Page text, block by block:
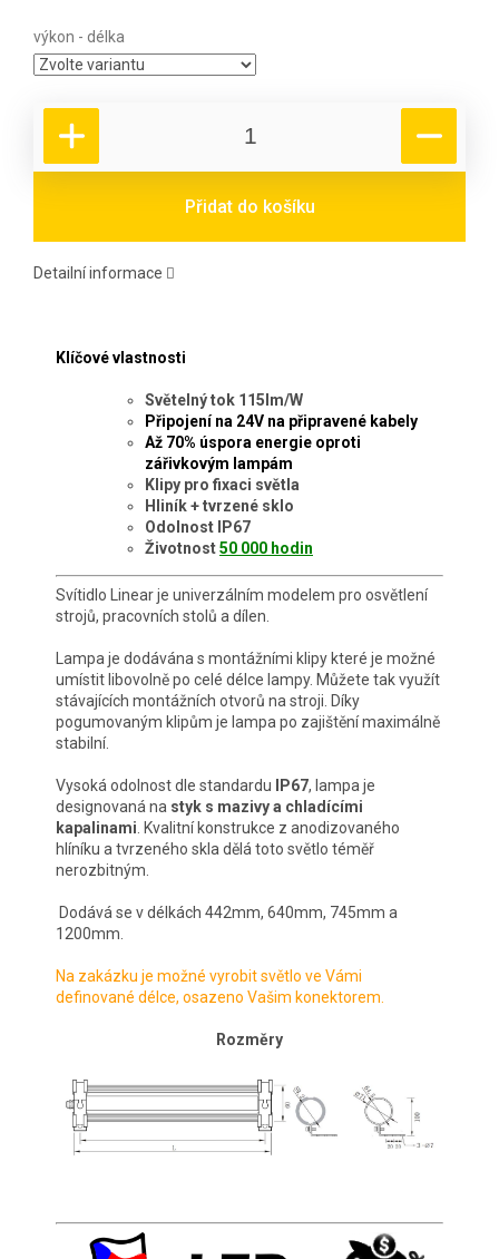
výkon - délka
Přidat do košíku
Detailní informace
Klíčové vlastnosti
Světelný tok 115lm/W
Připojení na 24V na připravené kabely
Až 70% úspora energie oproti
zářivkovým lampám
Klipy pro fixaci světla
Hliník + tvrzené sklo
Odolnost IP67
Životnost50 000 hodin
Svítidlo Linear je univerzálním modelem pro osvětlení
strojů, pracovních stolů a dílen.
Lampa je dodávána s montážními klipy které je možné
umístit libovolně po celé délce lampy. Můžete tak využít
stávajících montážních otvorů na stroji. Díky
pogumovaným klipům je lampa po zajištění maximálně
stabilní.
Vysoká odolnost dle standardu IP67, lampa je
designovaná na styk s mazivy a chladícími
kapalinami . Kvalitní konstrukce z anodizovaného
hlíníku a tvrzeného skla dělá toto světlo téměř
nerozbitným.
Dodává se v délkách 442mm, 640mm, 745mm a
1200mm.
Na zakázku je možné vyrobit světlo ve Vámi
definované délce, osazeno Vašim konektorem.
Rozměry